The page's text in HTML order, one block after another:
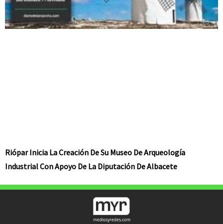
Riópar Inicia La Creación De Su Museo De Arqueología
Industrial Con Apoyo De La Diputación De Albacete